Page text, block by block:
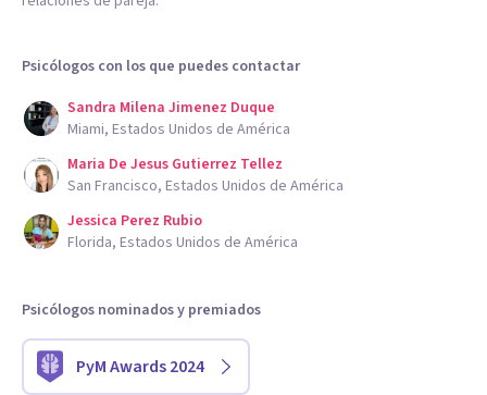
Psicólogos con los que puedes contactar
Sandra Milena Jimenez Duque
Miami, Estados Unidos de América
Maria De Jesus Gutierrez Tellez
San Francisco, Estados Unidos de América
Jessica Perez Rubio
Florida, Estados Unidos de América
Psicólogos nominados y premiados
PyM Awards 2024